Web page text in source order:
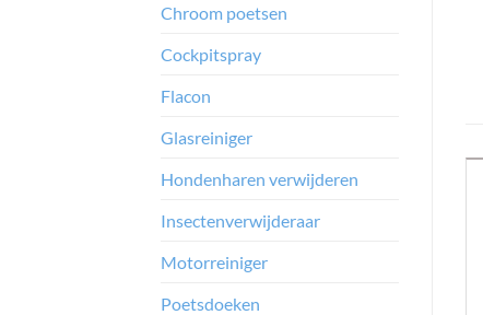
Chroom poetsen
Cockpitspray
Flacon
Glasreiniger
Hondenharen verwijderen
Insectenverwijderaar
Motorreiniger
Poetsdoeken